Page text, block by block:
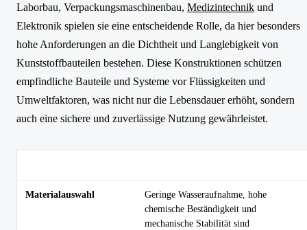
Laborbau, Verpackungsmaschinenbau, Medizintechnik und
Elektronik spielen sie eine entscheidende Rolle, da hier besonders
hohe Anforderungen an die Dichtheit und Langlebigkeit von
Kunststoffbauteilen bestehen. Diese Konstruktionen schützen
empfindliche Bauteile und Systeme vor Flüssigkeiten und
Umweltfaktoren, was nicht nur die Lebensdauer erhöht, sondern
auch eine sichere und zuverlässige Nutzung gewährleistet.
Materialauswahl
Geringe Wasseraufnahme, hohe
chemische Beständigkeit und
mechanische Stabilität sind